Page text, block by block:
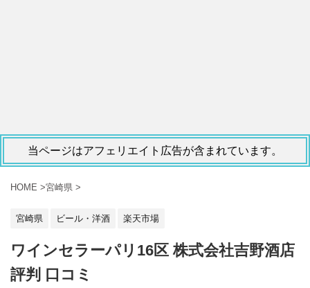
当ページはアフェリエイト広告が含まれています。
HOME >宮崎県 >
宮崎県 ビール・洋酒 楽天市場
ワインセラーパリ16区 株式会社吉野酒店
評判 口コミ